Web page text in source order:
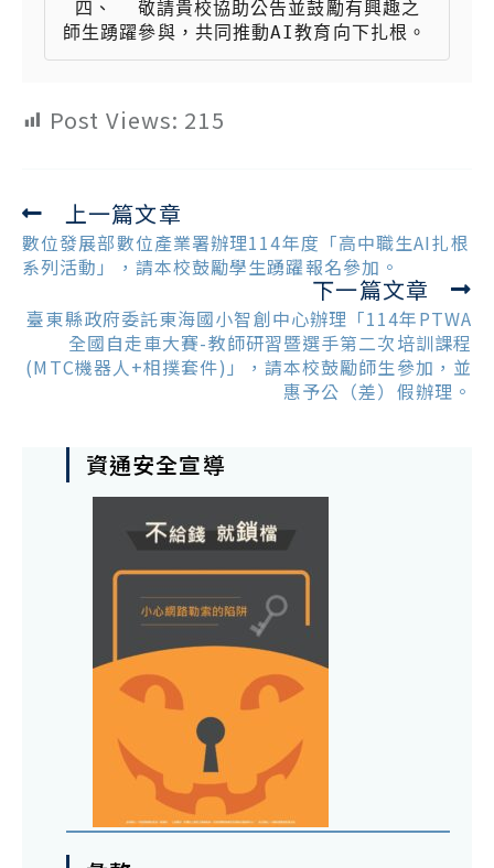
師生踴躍參與，共同推動AI教育向下扎根。
Post Views: 215
Read
more
articles
上一篇文章
數位發展部數位產業署辦理114年度「高中職生AI扎根
系列活動」，請本校鼓勵學生踴躍報名參加。
下一篇文章
臺東縣政府委託東海國小智創中心辦理「114年PTWA
全國自走車大賽-教師研習暨選手第二次培訓課程
(MTC機器人+相撲套件)」，請本校鼓勵師生參加，並
惠予公（差）假辦理。
資通安全宣導